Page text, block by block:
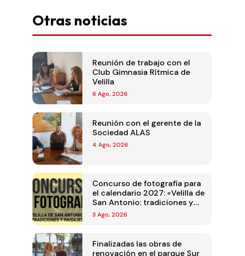
Otras noticias
Reunión de trabajo con el
Club Gimnasia Rítmica de
Velilla
6 Ago, 2026
Reunión con el gerente de la
Sociedad ALAS
4 Ago, 2026
Concurso de fotografía para
el calendario 2027: «Velilla de
San Antonio: tradiciones y
paisajes»
3 Ago, 2026
Finalizadas las obras de
renovación en el parque Sur